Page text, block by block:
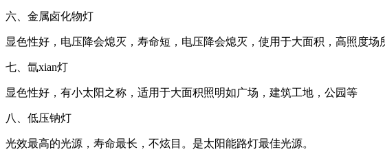
六、金属卤化物灯
显色性好，电压降会熄灭，寿命短，电压降会熄灭，使用于大面积，高照度场
七、氙xian灯
显色性好，有小太阳之称，适用于大面积照明如广场，建筑工地，公园等
八、低压钠灯
光效最高的光源，寿命最长，不炫目。是太阳能路灯最佳光源。